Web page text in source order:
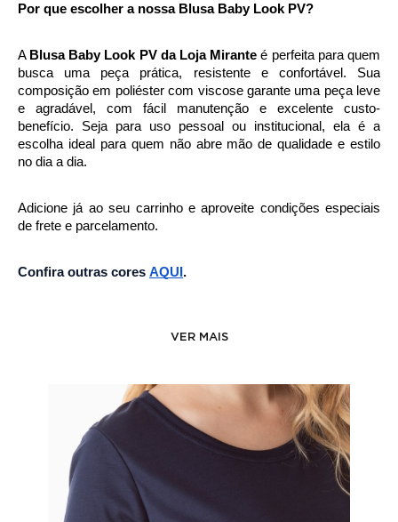
Por que escolher a nossa Blusa Baby Look PV?
A Blusa Baby Look PV da Loja Mirante é perfeita para quem
busca uma peça prática, resistente e confortável. Sua
composição em poliéster com viscose garante uma peça leve
e agradável, com fácil manutenção e excelente custo-
benefício. Seja para uso pessoal ou institucional, ela é a
escolha ideal para quem não abre mão de qualidade e estilo
no dia a dia.
Adicione já ao seu carrinho e aproveite condições especiais
de frete e parcelamento.
Confira outras cores AQUI .
VER MAIS